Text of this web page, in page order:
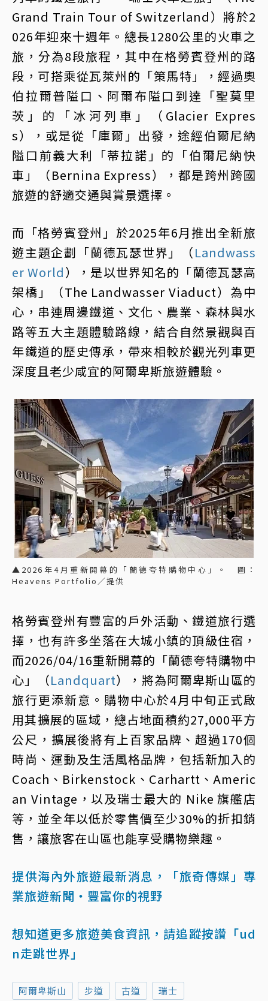
Grand Train Tour of Switzerland）將於2
026年迎來十週年。總長1280公里的火車之
旅，分為8段旅程，其中在格勞賓登州的路
段，可搭乘從瓦萊州的「策馬特」，經過奧
伯拉爾普隘口、阿爾布隘口到達「聖莫里
茨」的「冰河列車」（Glacier Expres
s），或是從「庫爾」出發，途經伯爾尼納
隘口前義大利「蒂拉諾」的「伯爾尼納快
車」（Bernina Express），都是跨州跨國
旅遊的舒適交通與賞景選擇。
而「格勞賓登州」於2025年6月推出全新旅
遊主題企劃「蘭德瓦瑟世界」（Landwass
er World），是以世界知名的「蘭德瓦瑟高
架橋」（The Landwasser Viaduct）為中
心，串連周邊鐵道、文化、農業、森林與水
路等五大主題體驗路線，結合自然景觀與百
年鐵道的歷史傳承，帶來相較於觀光列車更
深度且老少咸宜的阿爾卑斯旅遊體驗。
▲2026年4月重新開幕的「蘭德夸特購物中心」。 圖：
Heavens Portfolio／提供
格勞賓登州有豐富的戶外活動、鐵道旅行選
擇，也有許多坐落在大城小鎮的頂級住宿，
而2026/04/16重新開幕的「蘭德夸特購物中
心」（Landquart），將為阿爾卑斯山區的
旅行更添新意。購物中心於4月中旬正式啟
用其擴展的區域，總占地面積約27,000平方
公尺，擴展後將有上百家品牌、超過170個
時尚、運動及生活風格品牌，包括新加入的
Coach、Birkenstock、Carhartt、Americ
an Vintage，以及瑞士最大的 Nike 旗艦店
等，並全年以低於零售價至少30%的折扣銷
售，讓旅客在山區也能享受購物樂趣。
提供海內外旅遊最新消息，「旅奇傳媒」專
業旅遊新聞‧豐富你的視野
想知道更多旅遊美食資訊，請追蹤按讚「ud
n走跳世界」
阿爾卑斯山 步道 古道 瑞士